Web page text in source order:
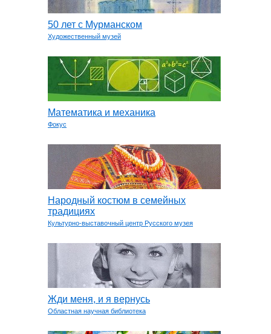
50 лет с Мурманском
Художественный музей
Математика и механика
Фокус
Народный костюм в семейных
традициях
Культурно-выставочный центр Русского музея
Жди меня, и я вернусь
Областная научная библиотека